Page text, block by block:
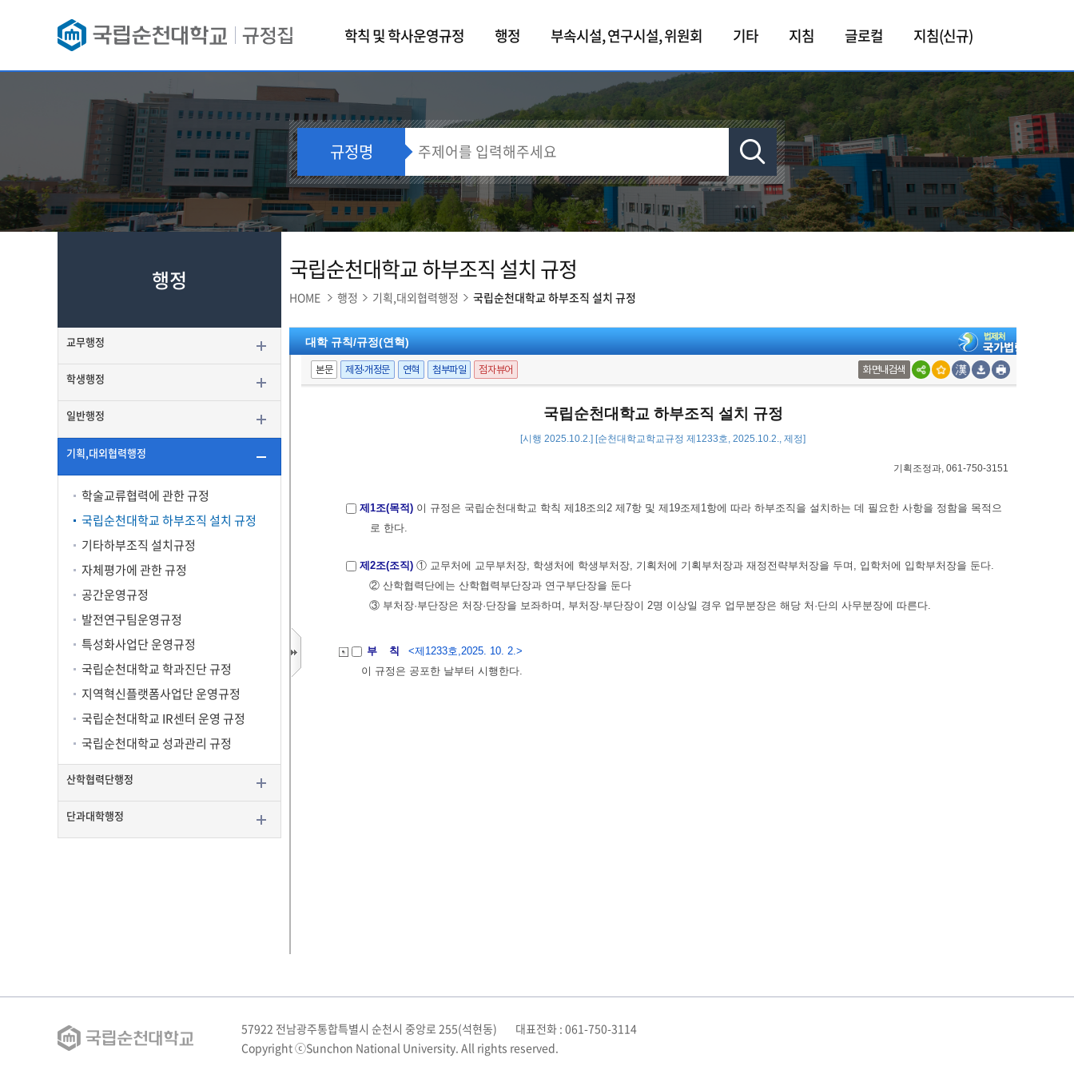
학칙 및 학사운영규정 행정 부속시설, 연구시설, 위원회 기타 지침 글로컬 지침(신규)
규정명
행정
교무행정
학생행정
일반행정
기획,대외협력행정
학술교류협력에 관한 규정
국립순천대학교 하부조직 설치 규정
기타하부조직 설치규정
자체평가에 관한 규정
공간운영규정
발전연구팀운영규정
특성화사업단 운영규정
국립순천대학교 학과진단 규정
지역혁신플랫폼사업단 운영규정
국립순천대학교 IR센터 운영 규정
국립순천대학교 성과관리 규정
산학협력단행정
단과대학행정
국립순천대학교 하부조직 설치 규정
HOME 행정 기획,대외협력행정 국립순천대학교 하부조직 설치 규정
57922 전남광주통합특별시 순천시 중앙로 255(석현동)
대표전화 : 061-750-3114
Copyright ⓒSunchon National University. All rights reserved.